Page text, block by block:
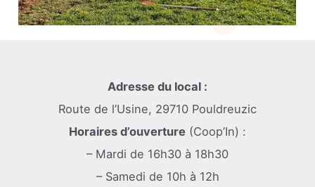
Adresse du local :
Route de l’Usine, 29710 Pouldreuzic
Horaires d’ouverture (Coop’In) :
– Mardi de 16h30 à 18h30
– Samedi de 10h à 12h